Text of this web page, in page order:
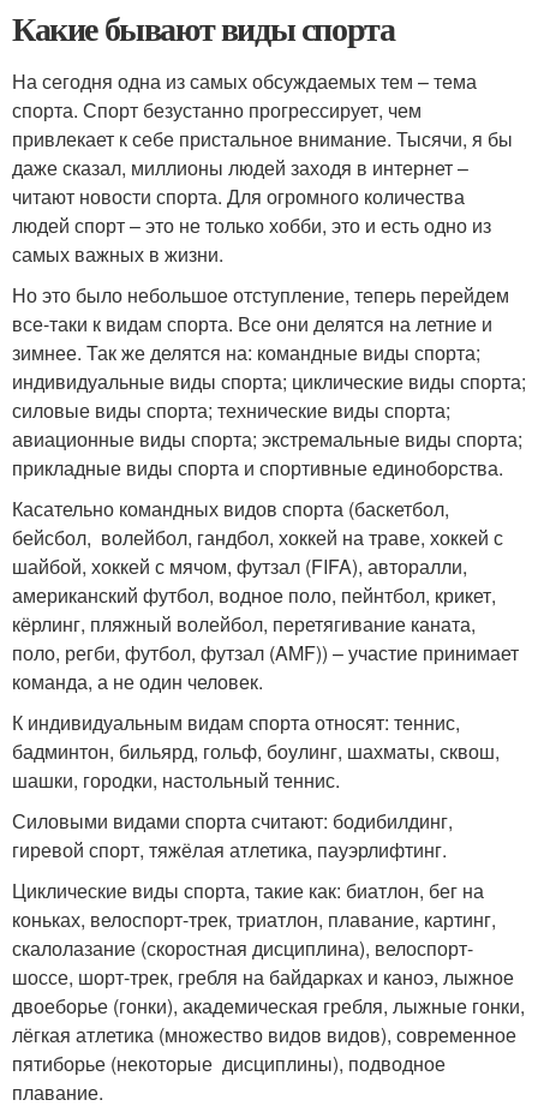
Какие бывают виды спорта
На сегодня одна из самых обсуждаемых тем – тема
спорта. Спорт безустанно прогрессирует, чем
привлекает к себе пристальное внимание. Тысячи, я бы
даже сказал, миллионы людей заходя в интернет –
читают новости спорта. Для огромного количества
людей спорт – это не только хобби, это и есть одно из
самых важных в жизни.
Но это было небольшое отступление, теперь перейдем
все-таки к видам спорта. Все они делятся на летние и
зимнее. Так же делятся на: командные виды спорта;
индивидуальные виды спорта; циклические виды спорта;
силовые виды спорта; технические виды спорта;
авиационные виды спорта; экстремальные виды спорта;
прикладные виды спорта и спортивные единоборства.
Касательно командных видов спорта (баскетбол,
бейсбол, волейбол, гандбол, хоккей на траве, хоккей с
шайбой, хоккей с мячом, футзал (FIFA), авторалли,
американский футбол, водное поло, пейнтбол, крикет,
кёрлинг, пляжный волейбол, перетягивание каната,
поло, регби, футбол, футзал (AMF)) – участие принимает
команда, а не один человек.
К индивидуальным видам спорта относят: теннис,
бадминтон, бильярд, гольф, боулинг, шахматы, сквош,
шашки, городки, настольный теннис.
Силовыми видами спорта считают: бодибилдинг,
гиревой спорт, тяжёлая атлетика, пауэрлифтинг.
Циклические виды спорта, такие как: биатлон, бег на
коньках, велоспорт-трек, триатлон, плавание, картинг,
скалолазание (скоростная дисциплина), велоспорт-
шоссе, шорт-трек, гребля на байдарках и каноэ, лыжное
двоеборье (гонки), академическая гребля, лыжные гонки,
лёгкая атлетика (множество видов видов), современное
пятиборье (некоторые дисциплины), подводное
плавание.